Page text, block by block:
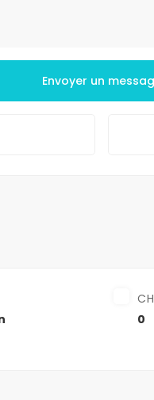
Envoyer un
0